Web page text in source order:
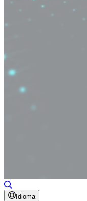
Idioma